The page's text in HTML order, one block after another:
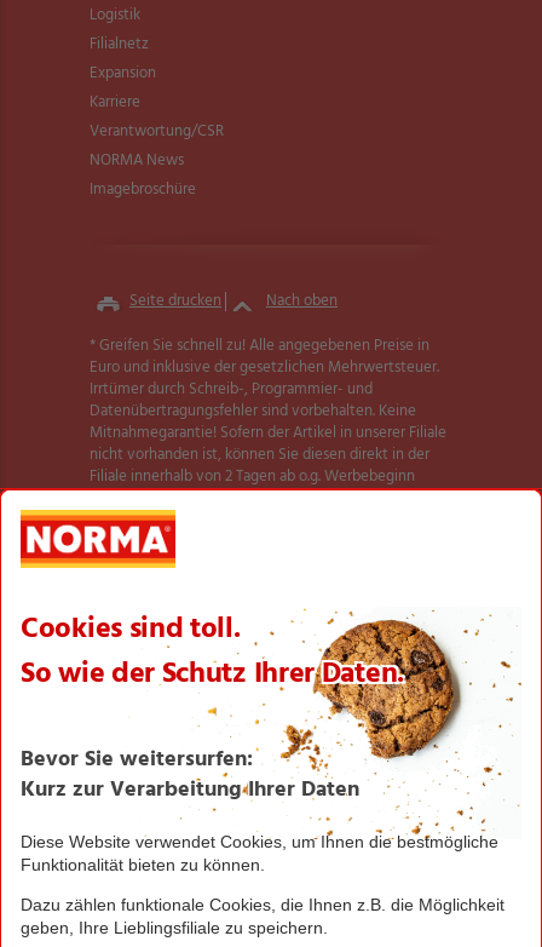
Logistik
Filialnetz
Expansion
Karriere
Verantwortung/CSR
NORMA News
Imagebroschüre
Seite drucken
Nach oben
* Greifen Sie schnell zu! Alle angegebenen Preise in
Euro und inklusive der gesetzlichen Mehrwertsteuer.
Irrtümer durch Schreib-, Programmier- und
Datenübertragungsfehler sind vorbehalten. Keine
Mitnahmegarantie! Sofern der Artikel in unserer Filiale
nicht vorhanden ist, können Sie diesen direkt in der
Filiale innerhalb von 2 Tagen ab o.g. Werbebeginn
bestellen und zwar ohne Kaufzwang. Es ist nicht
ausgeschlossen, dass Sie einzelne Artikel zu Beginn der
Werbeaktion unerwartet und ausnahmsweise in einer
Filiale nicht vorfinden. Wir helfen Ihnen gerne weiter.
Aktionsartikel finden Sie auf
dieser Seite
Textilien und Schuhe teilweise nicht in allen Größen
erhältlich.
** Angebot gültig für registrierte Nutzer der NORMA
Plus App. Es gelten die Coupon-Bedingungen in der
NORMA Plus App.
1Bei Aktivierung eines Startpakets ist die Buchung
jedes Smart-Tarifs für die ersten 4 Wochen möglich!
Hierzu muss kein zusätzliches Guthaben aufgeladen
werden.
Deutschland Multibrand GmbH, Landgrabenweg 151,
53227 Bonn, welche auch Ihr Vertragspartner ist.